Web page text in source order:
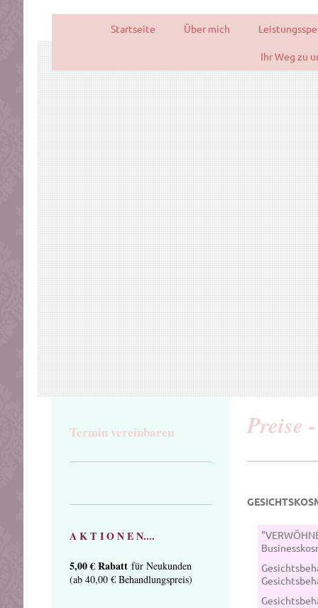
Startseite Über mich
Ihr Weg zu
Preise
Termin vereinbaren
A K T I ON E N....
5,00 € Rabattfür Neukunden
(ab 40,00 € Behandlungspreis)